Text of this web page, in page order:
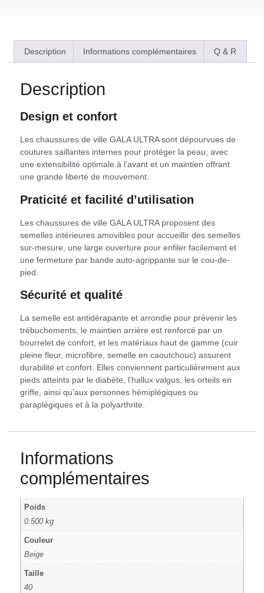
Description Informations complémentaires Q & R
Description
Design et confort
Les chaussures de ville GALA ULTRA sont dépourvues de
coutures saillantes internes pour protéger la peau, avec
une extensibilité optimale à l’avant et un maintien offrant
une grande liberté de mouvement.
Praticité et facilité d’utilisation
Les chaussures de ville GALA ULTRA proposent des
semelles intérieures amovibles pour accueillir des semelles
sur-mesure, une large ouverture pour enfiler facilement et
une fermeture par bande auto-agrippante sur le cou-de-
pied.
Sécurité et qualité
La semelle est antidérapante et arrondie pour prévenir les
trébuchements, le maintien arrière est renforcé par un
bourrelet de confort, et les matériaux haut de gamme (cuir
pleine fleur, microfibre, semelle en caoutchouc) assurent
durabilité et confort. Elles conviennent particulièrement aux
pieds atteints par le diabète, l’hallux valgus, les orteils en
griffe, ainsi qu’aux personnes hémiplégiques ou
paraplégiques et à la polyarthrite.
Informations
complémentaires
Poids
0.500 kg
Couleur
Beige
Taille
40